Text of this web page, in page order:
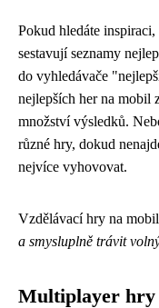
Pokud hledáte
sestavují seznamy
do vyhledávače
nejlepších her na mobil
množství výsledků.
různé hry, dokud
nejvíce vyhovovat.
Vzdělávací hry na
a smysluplně trávit
Multiplayer hry